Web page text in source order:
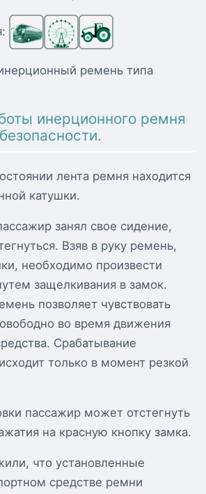
ремень типа
инерционного ремня
безопасности.
лента ремня находится
катушки.
занял свое сидение,
Взяв в руку ремень,
необходимо произвести
защелкивания в замок.
позволяет чувствовать
во время движения
Срабатывание
только в момент резкой
пассажир может отстегнуть
на красную кнопку замка.
что установленные
средстве ремни